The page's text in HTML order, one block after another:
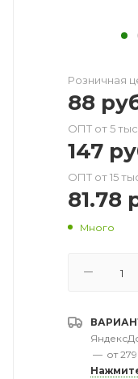
Розничная
88
ОПТ от 5 тыс.
147
ОПТ от 15
81.78
Много
— от